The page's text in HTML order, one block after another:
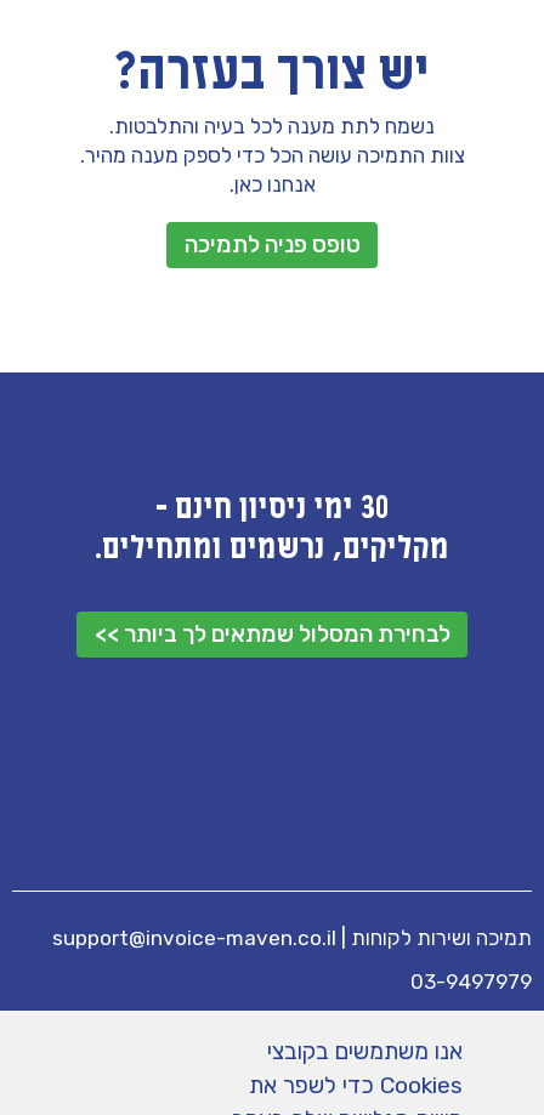
יש צורך בעזרה?
נשמח לתת מענה לכל בעיה והתלבטות.
צוות התמיכה עושה הכל כדי לספק מענה מהיר.
אנחנו כאן.
טופס פניה לתמיכה
30 ימי ניסיון חינם -
מקליקים, נרשמים ומתחילים.
לבחירת המסלול שמתאים לך ביותר >>
תמיכה ושירות לקוחות support@invoice-maven.co.il
03-9497979
תמיכה
אנו משתמשים בקובצי
Cookies כדי לשפר את